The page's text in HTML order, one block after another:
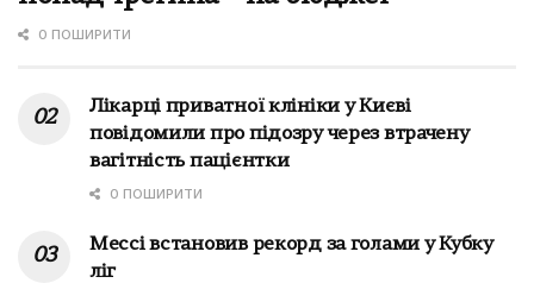
0 ПОШИРИТИ
Лікарці приватної клініки у Києві
повідомили про підозру через втрачену
вагітність пацієнтки
0 ПОШИРИТИ
Мессі встановив рекорд за голами у Кубку
ліг